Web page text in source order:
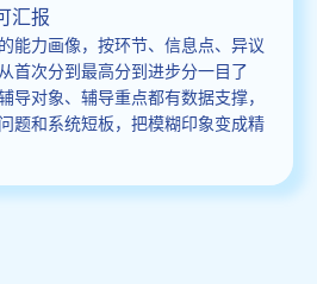
汇报
能力画像，按环节、信息点、异议
首次分到最高分到进步分一目了
导对象、辅导重点都有数据支撑，
题和系统短板，把模糊印象变成精